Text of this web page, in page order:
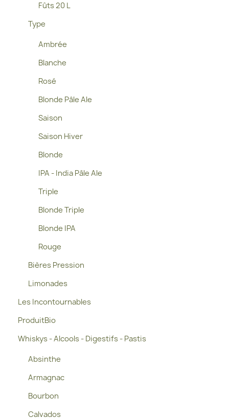
Fûts 20 L
Type
Ambrée
Blanche
Rosé
Blonde Pâle Ale
Saison
Saison Hiver
Blonde
IPA - India Pâle Ale
Triple
Blonde Triple
Blonde IPA
Rouge
Bières Pression
Limonades
Les Incontournables
ProduitBio
Whiskys - Alcools - Digestifs - Pastis
Absinthe
Armagnac
Bourbon
Calvados